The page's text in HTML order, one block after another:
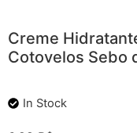
Creme
Cotovelos Sebo
In Stock